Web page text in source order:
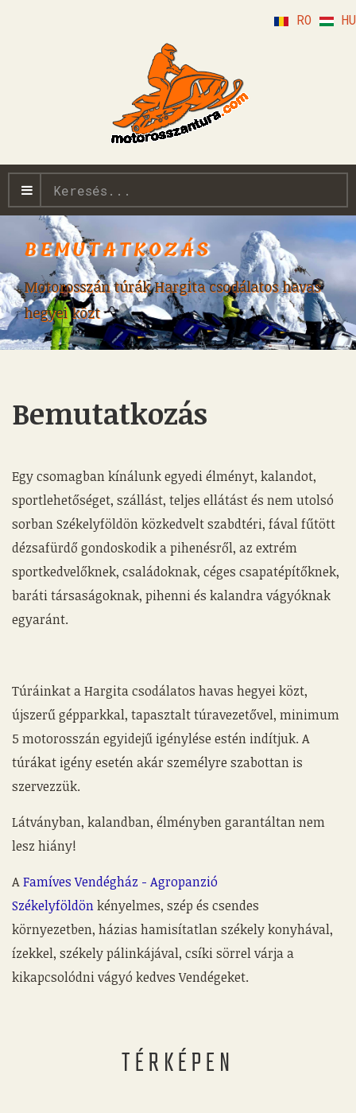
HU
RO
Keresés...
BEMUTATKOZÁS
Motorosszán túrák Hargita csodálatos havas
hegyei közt
Bemutatkozás
Egy csomagban kínálunk egyedi élményt, kalandot,
sportlehetőséget, szállást, teljes ellátást és nem utolsó
sorban Székelyföldön közkedvelt szabdtéri, fával fűtött
dézsafürdő gondoskodik a pihenésről, az extrém
sportkedvelőknek, családoknak, céges csapatépítőknek,
baráti társaságoknak, pihenni és kalandra vágyóknak
egyaránt.
Túráinkat a Hargita csodálatos havas hegyei közt,
újszerű gépparkkal, tapasztalt túravezetővel, minimum
5 motorosszán egyidejű igénylése estén indítjuk. A
túrákat igény esetén akár személyre szabottan is
szervezzük.
Látványban, kalandban, élményben garantáltan nem
lesz hiány!
AFamíves Vendégház - Agropanzió
Székelyföldönkényelmes, szép és csendes
környezetben, házias hamisítatlan székely konyhával,
ízekkel, székely pálinkájával, csíki sörrel várja a
kikapcsolódni vágyó kedves Vendégeket.
TÉRKÉPEN